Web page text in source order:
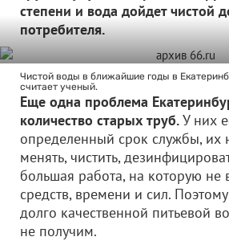
степени и вода дойдет чистой
потребителя.
Чистой воды в ближайшие годы в
считает ученый.
Еще одна проблема
количество старых труб.У них
определенный срок службы, их
менять, чистить,
большая работа, на которую не
средств, времени и сил.
долго качественной питьевой
не получим.